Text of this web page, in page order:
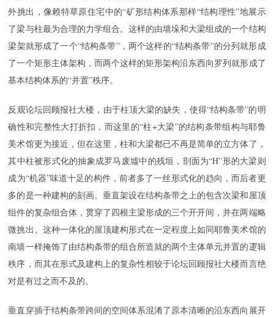
外挑出，像赖特草原住宅中的“矿形结构体系那样“结构理性”地展示
了梁与柱最为合理的力学组合。这样的由墙垛和大梁组成的一个结构
梁架就形成了一个“结构条带”，两个这样的“结构条带”的分列就形成
了一个矩形主体架构，而两个这样的矩形架构沿东西向罗列就形成了
基本结构体系的“并置”秩序。
反观论坛回顾报社大楼，由于柱顶大梁的缺失，使得“结构条带”的明
确性和完整性大打折扣，而这里的“柱+大梁”的结构条带组构与耶鲁
美术馆更为接近，但在这里，柱和大梁都已不再是简单的立方体了，
其中柱被形式化的抽象成罗马废墟中的残垣，剖面为“H”形的大梁则
成为“机器”味道十足的构件，前者多了一丝形式化的趋向，而后者更
多的是一种建构的刻画。垂直架设在结构条带之上的包含次梁和屋顶
组件的复杂组合体，贯穿了四根主梁形成的三个开开间，并在两端略
微挑出。这种一体化的屋顶建构形式在一定程度上如同耶鲁美术馆的
南墙一样掩饰了由结构条带的组合所造就的两个主体单元并置的逻辑
秩序，而其在形式及建构上的复杂性相较于论坛回顾报社大楼而言绝
对是有过之而不及的。
垂直穿插于结构条带跨间的空间体系混淆了原本清晰的沿东西向展开